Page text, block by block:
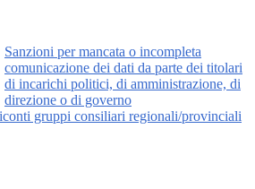
Sanzioni per mancata o incompleta
comunicazione dei dati da parte dei titolari
di incarichi politici, di amministrazione, di
direzione o di governo
gruppi consiliari regionali/provinciali